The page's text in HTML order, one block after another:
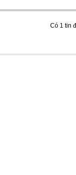
Có 1 tin